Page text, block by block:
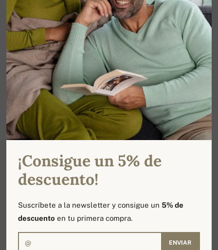
¡Consigue un 5% de
descuento!
Suscríbete a la newsletter y consigue un5% de
descuento en tu primera compra.
ENVIAR